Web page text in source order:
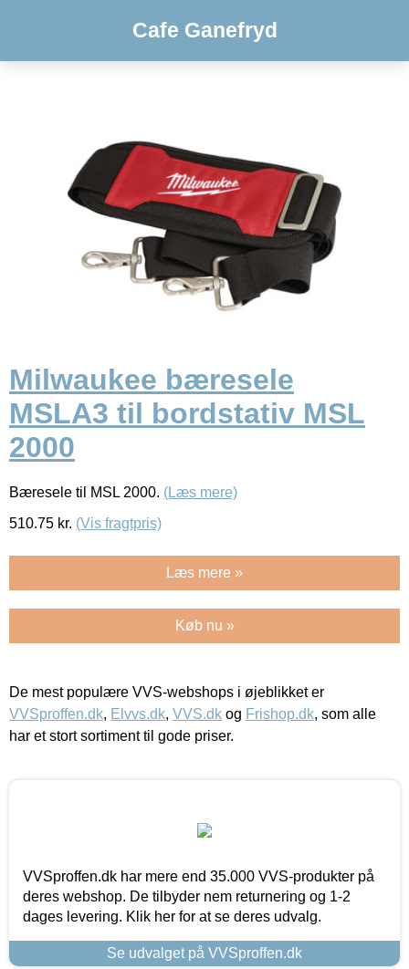
Cafe Ganefryd
Milwaukee bæresele
MSLA3 til bordstativ MSL
2000
Bæresele til MSL 2000. (Læs mere)
510.75 kr. (Vis fragtpris)
Læs mere »
Køb nu »
De mest populære VVS-webshops i øjeblikket er
VVSproffen.dk, Elvvs.dk, VVS.dk og Frishop.dk, som alle
har et stort sortiment til gode priser.
VVSproffen.dk har mere end 35.000 VVS-produkter på
deres webshop. De tilbyder nem returnering og 1-2
dages levering. Klik her for at se deres udvalg.
Se udvalget på VVSproffen.dk